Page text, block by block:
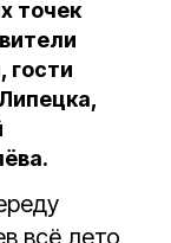
точек
гости
всё лето